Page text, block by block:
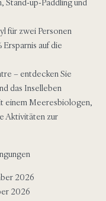
Stand-up-Paddling und
für zwei Personen
auf die
– entdecken Sie
das Inselleben
einem Meeresbiologen,
Aktivitäten zur
2026
2026